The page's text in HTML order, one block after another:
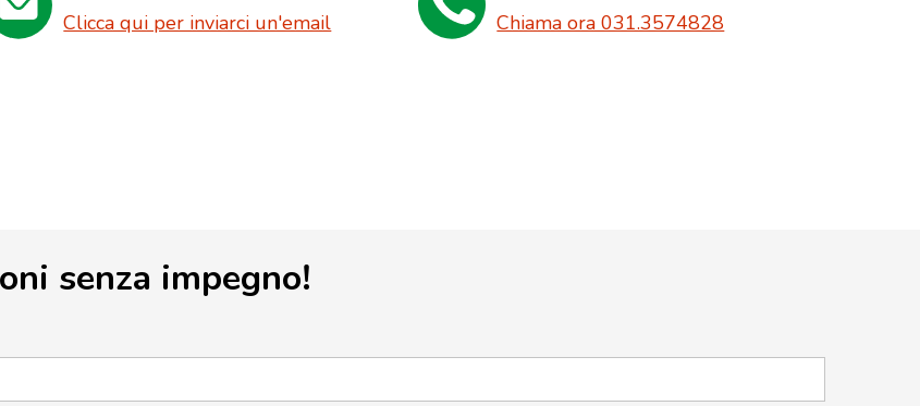
Clicca qui per inviarci un'email Chiama ora 031.3574828
senza impegno!